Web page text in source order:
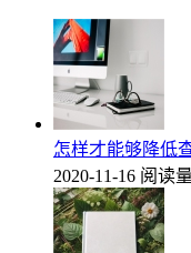
怎样才能够降低
2020-11-16 阅读